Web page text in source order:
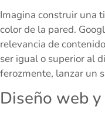
Imagina construir una
color de la pared.
relevancia de
ser igual o superior al
ferozmente, lanzar un
Diseño web